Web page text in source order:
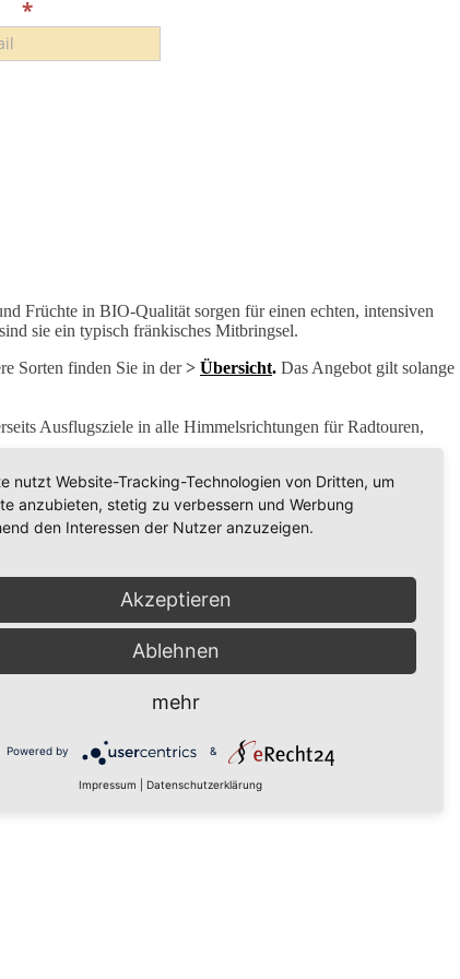
*
Früchte in BIO-Qualität sorgen für einen echten, intensiven
sie ein typisch fränkisches Mitbringsel.
Sorten finden Sie in der> Übersicht. Das Angebot gilt solange
Ausflugsziele in alle Himmelsrichtungen für Radtouren,
nutzt Website-Tracking-Technologien von Dritten, um
anzubieten, stetig zu verbessern und Werbung
den Interessen der Nutzer anzuzeigen.
Akzeptieren
Ablehnen
mehr
Powered by &
Impressum Datenschutzerklärung